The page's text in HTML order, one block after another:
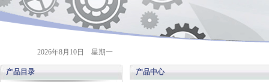
2026年8月10日 星期一
产品目录 产品中心